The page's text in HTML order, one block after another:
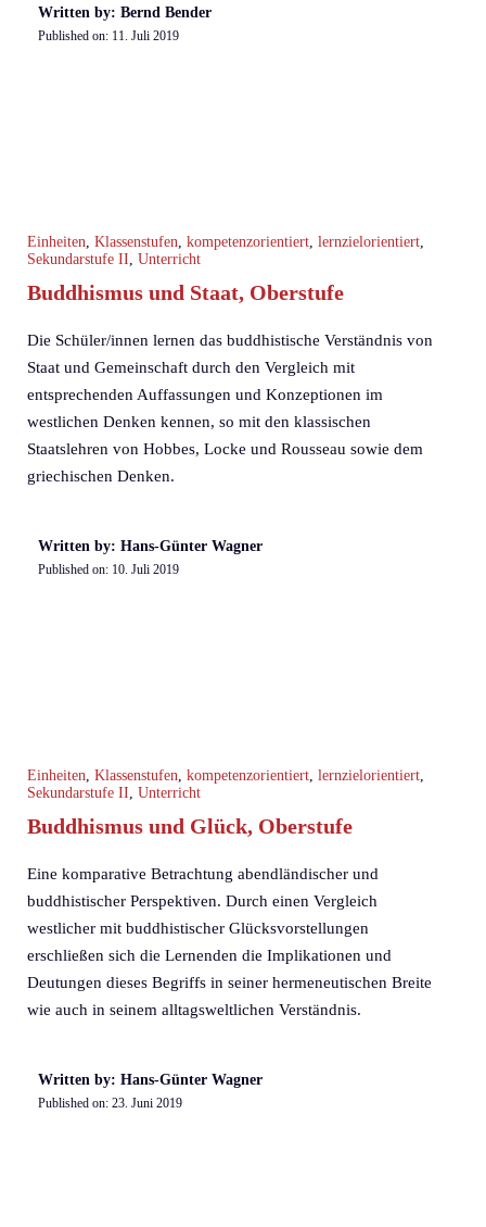
Written by: Bernd Bender
Published on: 11. Juli 2019
Einheiten, Klassenstufen, kompetenzorientiert, lernzielorientiert,
Sekundarstufe II, Unterricht
Buddhismus und Staat, Oberstufe
Die Schüler/innen lernen das buddhistische Verständnis von
Staat und Gemeinschaft durch den Vergleich mit
entsprechenden Auffassungen und Konzeptionen im
westlichen Denken kennen, so mit den klassischen
Staatslehren von Hobbes, Locke und Rousseau sowie dem
griechischen Denken.
Written by: Hans-Günter Wagner
Published on: 10. Juli 2019
Einheiten, Klassenstufen, kompetenzorientiert, lernzielorientiert,
Sekundarstufe II, Unterricht
Buddhismus und Glück, Oberstufe
Eine komparative Betrachtung abendländischer und
buddhistischer Perspektiven. Durch einen Vergleich
westlicher mit buddhistischer Glücksvorstellungen
erschließen sich die Lernenden die Implikationen und
Deutungen dieses Begriffs in seiner hermeneutischen Breite
wie auch in seinem alltagsweltlichen Verständnis.
Written by: Hans-Günter Wagner
Published on: 23. Juni 2019